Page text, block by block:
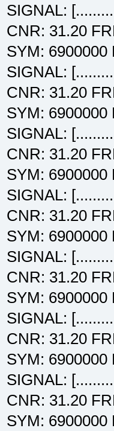
SIGNAL:
CNR: 31.20
SYM: 6900000
SIGNAL:
CNR: 31.20
SYM: 6900000
SIGNAL:
CNR: 31.20
SYM: 6900000
SIGNAL:
CNR: 31.20
SYM: 6900000
SIGNAL:
CNR: 31.20
SYM: 6900000
SIGNAL:
CNR: 31.20
SYM: 6900000
SIGNAL:
CNR: 31.20
SYM: 6900000